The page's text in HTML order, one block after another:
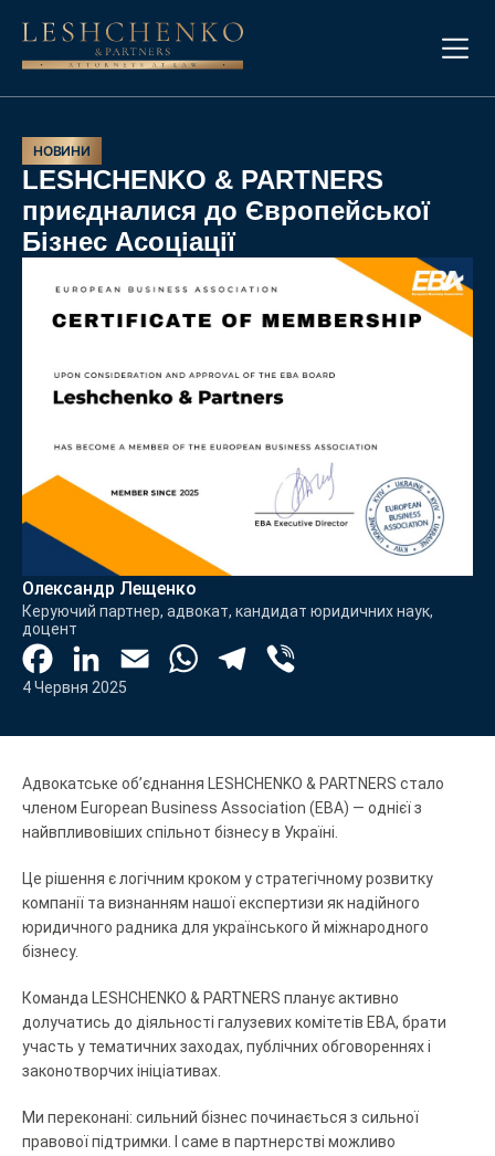
НОВИНИ
LESHCHENKO & PARTNERS
приєдналися до Європейської
Бізнес Асоціації
Олександр Лещенко
Керуючий партнер, адвокат, кандидат юридичних наук,
доцентFacebook
4 Червня 2025
Адвокатське об’єднання LESHCHENKO & PARTNERS стало
членом European Business Association (EBA) — однієї з
найвпливовіших спільнот бізнесу в Україні.
Це рішення є логічним кроком у стратегічному розвитку
компанії та визнанням нашої експертизи як надійного
юридичного радника для українського й міжнародного
бізнесу.
Команда LESHCHENKO & PARTNERS планує активно
долучатись до діяльності галузевих комітетів EBA, брати
участь у тематичних заходах, публічних обговореннях і
законотворчих ініціативах.
Ми переконані: сильний бізнес починається з сильної
правової підтримки. І саме в партнерстві можливо